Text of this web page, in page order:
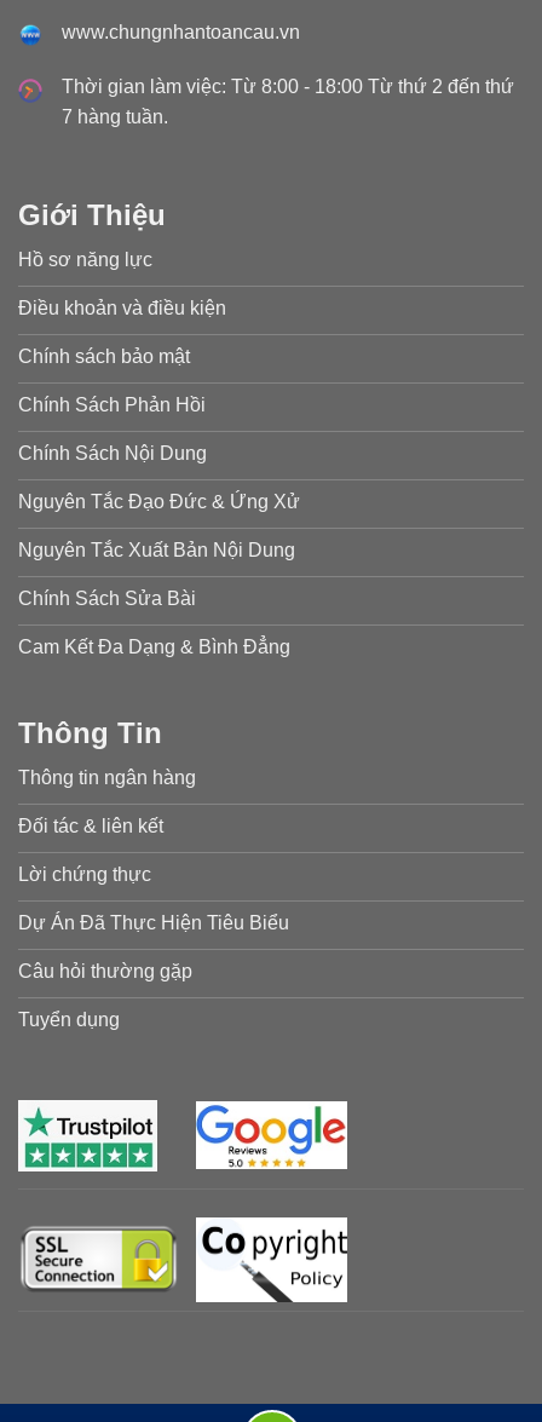
www.chungnhantoancau.vn
Thời gian làm việc: Từ 8:00 - 18:00 Từ thứ 2 đến thứ
7 hàng tuần.
Giới Thiệu
Hồ sơ năng lực
Điều khoản và điều kiện
Chính sách bảo mật
Chính Sách Phản Hồi
Chính Sách Nội Dung
Nguyên Tắc Đạo Đức & Ứng Xử
Nguyên Tắc Xuất Bản Nội Dung
Chính Sách Sửa Bài
Cam Kết Đa Dạng & Bình Đẳng
Thông Tin
Thông tin ngân hàng
Đối tác & liên kết
Lời chứng thực
Dự Án Đã Thực Hiện Tiêu Biểu
Câu hỏi thường gặp
Tuyển dụng